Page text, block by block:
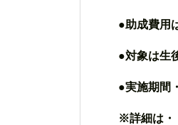
●助成費用
●対象は生後６
●実施期間・
※詳細は・・